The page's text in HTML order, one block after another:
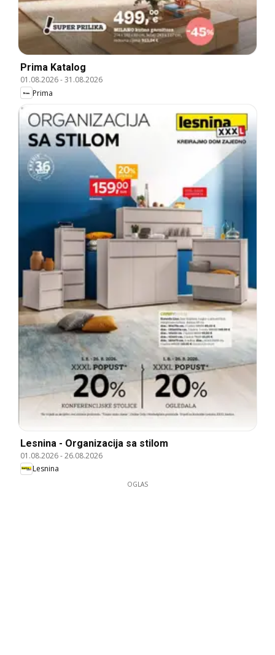
Prima Katalog
01.08.2026-31.08.2026
Prima
Lesnina - Organizacija sa stilom
01.08.2026-26.08.2026
Lesnina
OGLAS